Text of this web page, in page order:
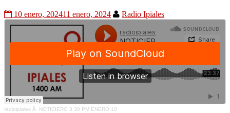
10 enero, 202411 enero, 2024 Radio Ipiales
radioipiales Â· NOTICIERO 3 30 PM ENERO 10